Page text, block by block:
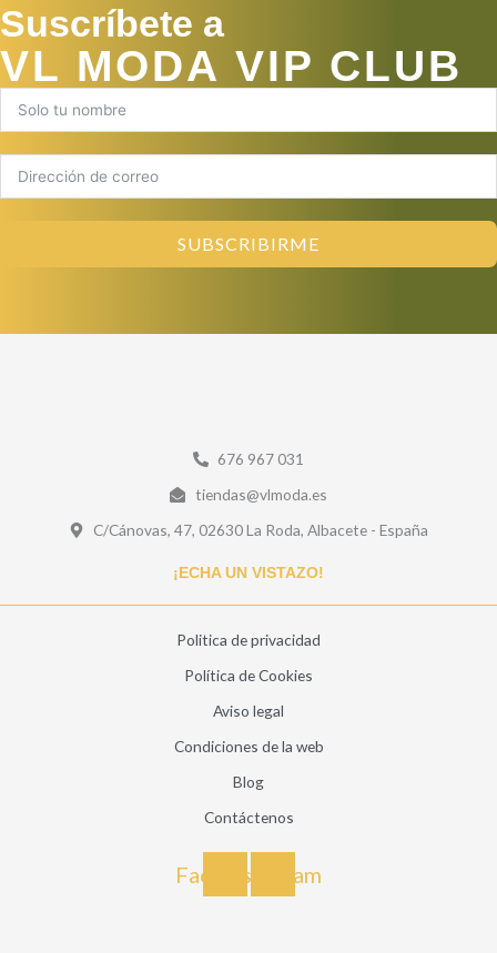
Suscríbete a
VL MODA VIP CLUB
SUBSCRIBIRME
676 967 031
tiendas@vlmoda.es
C/Cánovas, 47, 02630 La Roda, Albacete - España
¡ECHA UN VISTAZO!
Politica de privacidad
Política de Cookies
Aviso legal
Condiciones de la web
Blog
Contáctenos
FacebookInstagram